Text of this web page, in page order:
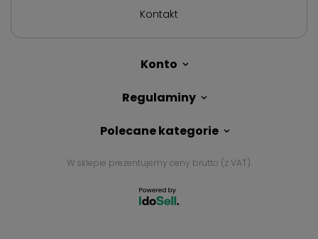
Kontakt
Konto
Regulaminy
Polecane kategorie
W sklepie prezentujemy ceny brutto (z VAT).